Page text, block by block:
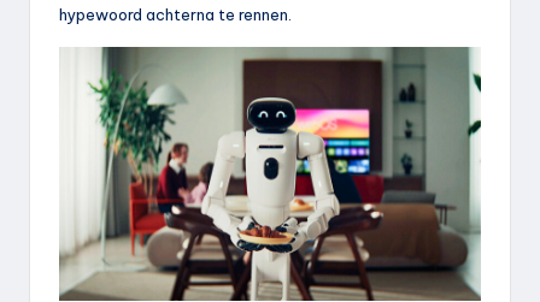
hypewoord achterna te rennen.